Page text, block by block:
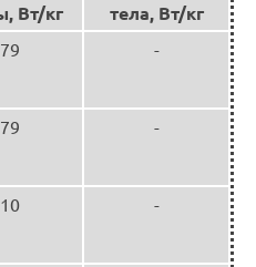
Вт/кг
тела, Вт/кг
-
-
-